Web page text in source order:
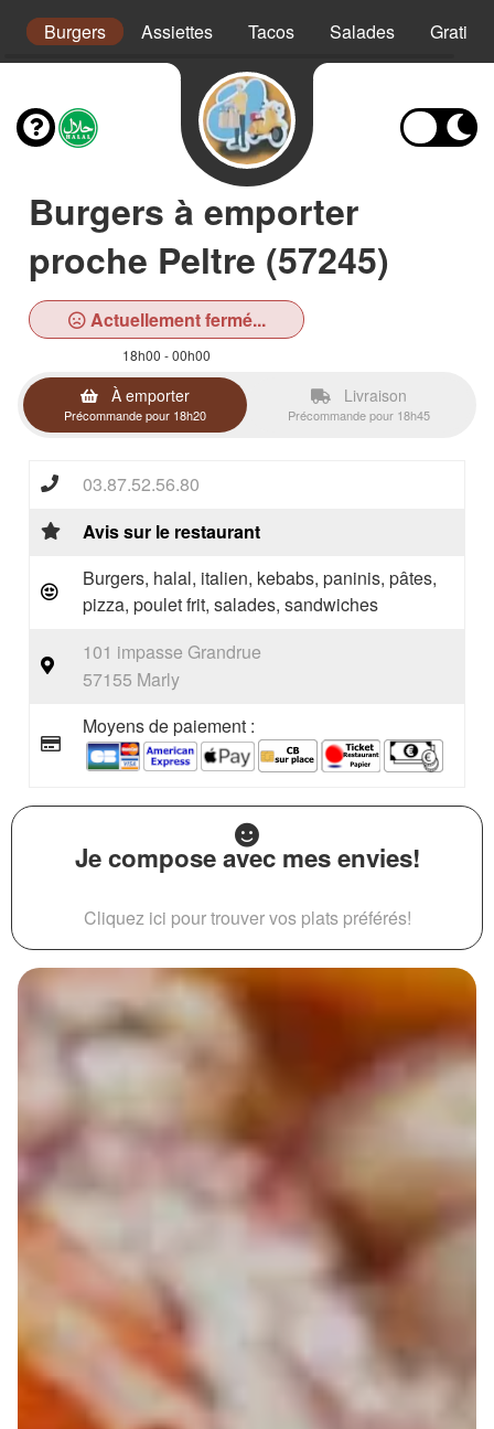
Burgers Assiettes Tacos Salades Gratins
Burgers à emporter
proche Peltre (57245)
Actuellement fermé...
18h00 - 00h00
À emporter
Précommande pour 18h20
Livraison
Précommande pour 18h45
03.87.52.56.80
Avis sur le restaurant
Burgers, halal, italien, kebabs, paninis, pâtes,
pizza, poulet frit, salades, sandwiches
101 impasse Grandrue
57155 Marly
Moyens de paiement :
Je compose avec mes envies!
Cliquez ici pour trouver vos plats préférés!